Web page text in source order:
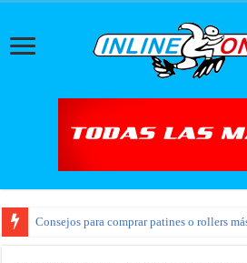
Consejos para comprar patines o rollers